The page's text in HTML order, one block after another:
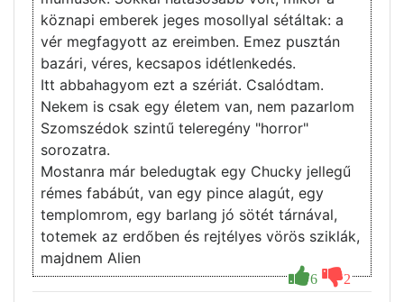
6 2
köznapi emberek jeges mosollyal sétáltak: a
vér megfagyott az ereimben. Emez pusztán
bazári, véres, kecsapos idétlenkedés.
Itt abbahagyom ezt a szériát. Csalódtam.
Nekem is csak egy életem van, nem pazarlom
Szomszédok szintű teleregény "horror"
sorozatra.
Mostanra már beledugtak egy Chucky jellegű
rémes fabábút, van egy pince alagút, egy
templomrom, egy barlang jó sötét tárnával,
totemek az erdőben és rejtélyes vörös sziklák,
majdnem Alien